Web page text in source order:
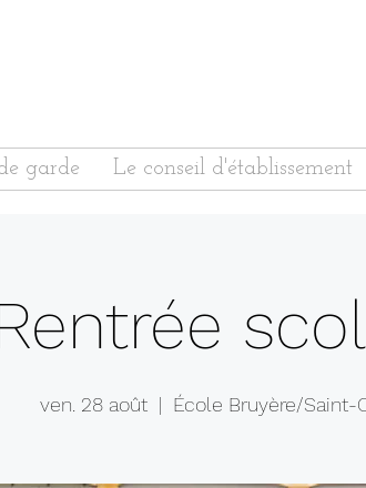
garde Le conseil d'établissement
ven. 28 août
  |
École Bruyère/Saint-